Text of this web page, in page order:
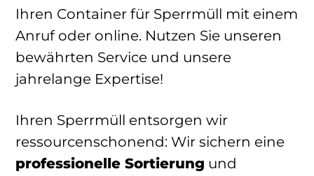
Ihren Container für Sperrmüll mit einem
Anruf oder online. Nutzen Sie unseren
bewährten Service und unsere
jahrelange Expertise!
Ihren Sperrmüll entsorgen wir
ressourcenschonend: Wir sichern eine
professionelle Sortierung und